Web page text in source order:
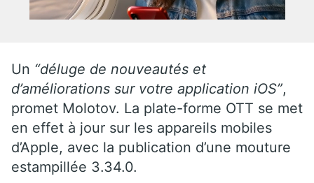
Un “déluge de nouveautés et
d’améliorations sur votre application iOS”,
promet Molotov. La plate-forme OTT se met
en effet à jour sur les appareils mobiles
d’Apple, avec la publication d’une mouture
estampillée 3.34.0.